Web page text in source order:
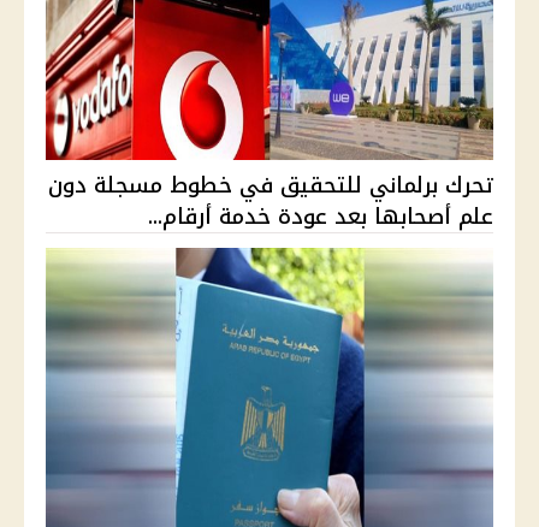
تحرك برلماني للتحقيق في خطوط مسجلة دون
علم أصحابها بعد عودة خدمة أرقام...